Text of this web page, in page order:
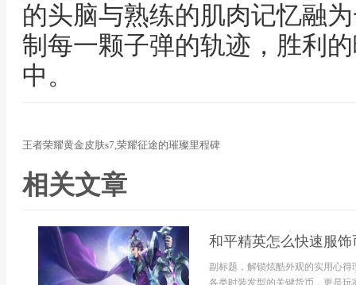
的头脑与熟练的肌肉记忆融
制每一颗子弹的轨迹，胜利
中。
王者荣耀黄金皮肤s7,荣耀征途的璀璨里程碑
相关文章
和平精英怎么快速服
副标题，解锁炫酷外观的实用心
各类时装发型的关键货币，更是